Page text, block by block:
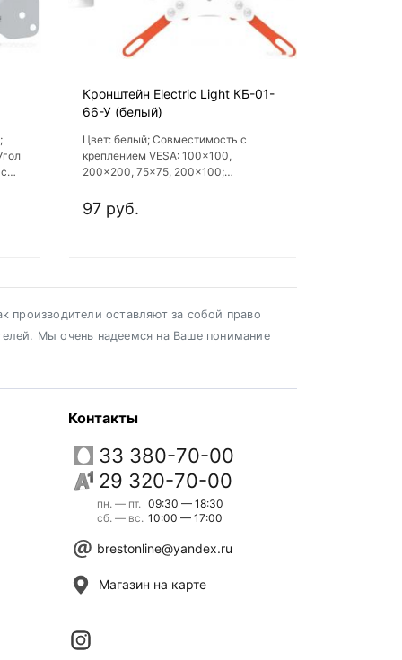
Кронштейн Electric Light КБ-01-
66-У (белый)
Цвет: белый; Совместимость с
креплением VESA: 100x100,
200x200, 75x75, 200x100;
97 руб.
производители оставляют за собой право
Мы очень надеемся на Ваше понимание
Контакты
33 380-70-00
29 320-70-00
пн. — пт.
сб. — вс.
09:30 — 18:30
10:00 — 17:00
brestonline@yandex.ru
Магазин на карте